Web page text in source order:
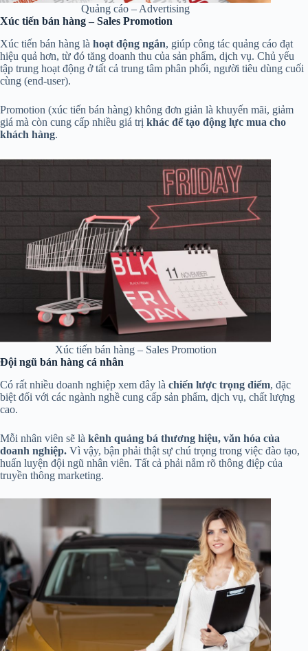
Quảng cáo – Advertising
Xúc tiến bán hàng – Sales Promotion
Xúc tiến bán hàng là hoạt động ngắn, giúp công tác quảng cáo đạt
hiệu quả hơn, từ đó tăng doanh thu của sản phẩm, dịch vụ. Chủ yếu
tập trung hoạt động ở tất cả trung tâm phân phối, người tiêu dùng cuối
cùng (end-user).
Promotion (xúc tiến bán hàng) không đơn giản là khuyến mãi, giảm
giá mà còn cung cấp nhiều giá trị khác để tạo động lực mua cho
khách hàng.
Xúc tiến bán hàng – Sales Promotion
Đội ngũ bán hàng cá nhân
Có rất nhiều doanh nghiệp xem đây là chiến lược trọng điểm, đặc
biệt đối với các ngành nghề cung cấp sản phẩm, dịch vụ, chất lượng
cao.
Mỗi nhân viên sẽ là kênh quảng bá thương hiệu, văn hóa của
doanh nghiệp. Vì vậy, bận phải thật sự chú trọng trong việc đào tạo,
huấn luyện đội ngũ nhân viên. Tất cả phải nắm rõ thông điệp của
truyền thông marketing.